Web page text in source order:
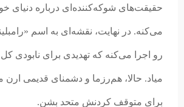
حقیقت‌های شوکه‌کننده‌ای درباره
رو اجرا می‌کنه که تهدیدی برای نابودی
میاد. حالا، هم‌رزما و دشمنای قدیمی
برای متوقف کردنش متحد بشن.